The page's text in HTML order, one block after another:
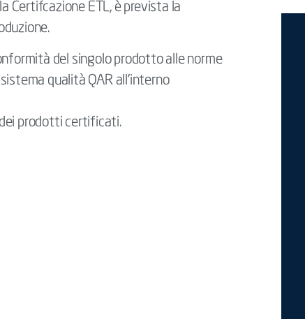
Certifcazione ETL, è prevista la
del singolo prodotto alle norme
qualità QAR all’interno
prodotti certificati.